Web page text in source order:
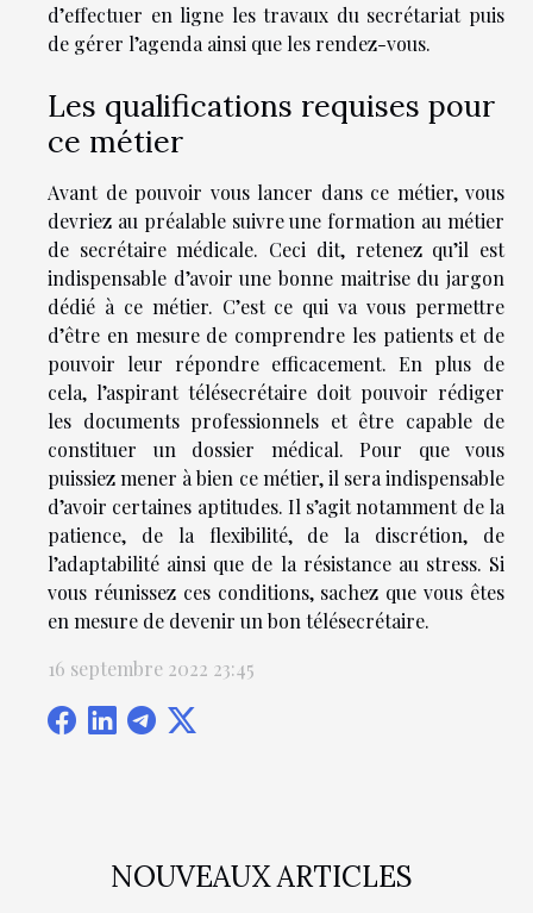
NOUVEAUX ARTICLES
d’effectuer en ligne les travaux du secrétariat puis
de gérer l’agenda ainsi que les rendez-vous.
Les qualifications requises pour
ce métier
Avant de pouvoir vous lancer dans ce métier, vous
devriez au préalable suivre une formation au métier
de secrétaire médicale. Ceci dit, retenez qu’il est
indispensable d’avoir une bonne maitrise du jargon
dédié à ce métier. C’est ce qui va vous permettre
d’être en mesure de comprendre les patients et de
pouvoir leur répondre efficacement. En plus de
cela, l’aspirant télésecrétaire doit pouvoir rédiger
les documents professionnels et être capable de
constituer un dossier médical. Pour que vous
puissiez mener à bien ce métier, il sera indispensable
d’avoir certaines aptitudes. Il s’agit notamment de la
patience, de la flexibilité, de la discrétion, de
l’adaptabilité ainsi que de la résistance au stress. Si
vous réunissez ces conditions, sachez que vous êtes
en mesure de devenir un bon télésecrétaire.
16 septembre 2022 23:45